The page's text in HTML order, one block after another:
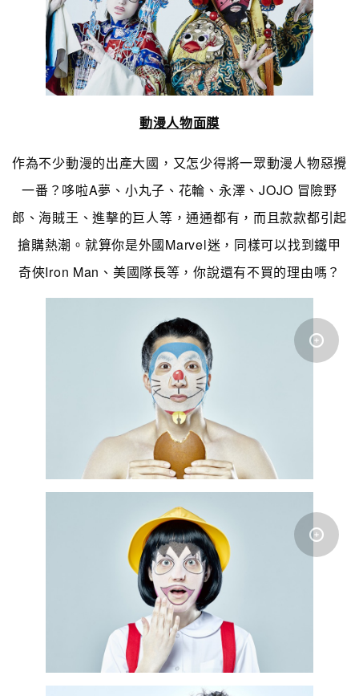
動漫人物面膜
作為不少動漫的出產大國，又怎少得將一眾動漫人物惡攪
一番？哆啦A夢、小丸子、花輪、永澤、JOJO 冒險野
郎、海賊王、進擊的巨人等，通通都有，而且款款都引起
搶購熱潮。就算你是外國Marvel迷，同樣可以找到鐵甲
奇俠Iron Man、美國隊長等，你說還有不買的理由嗎？